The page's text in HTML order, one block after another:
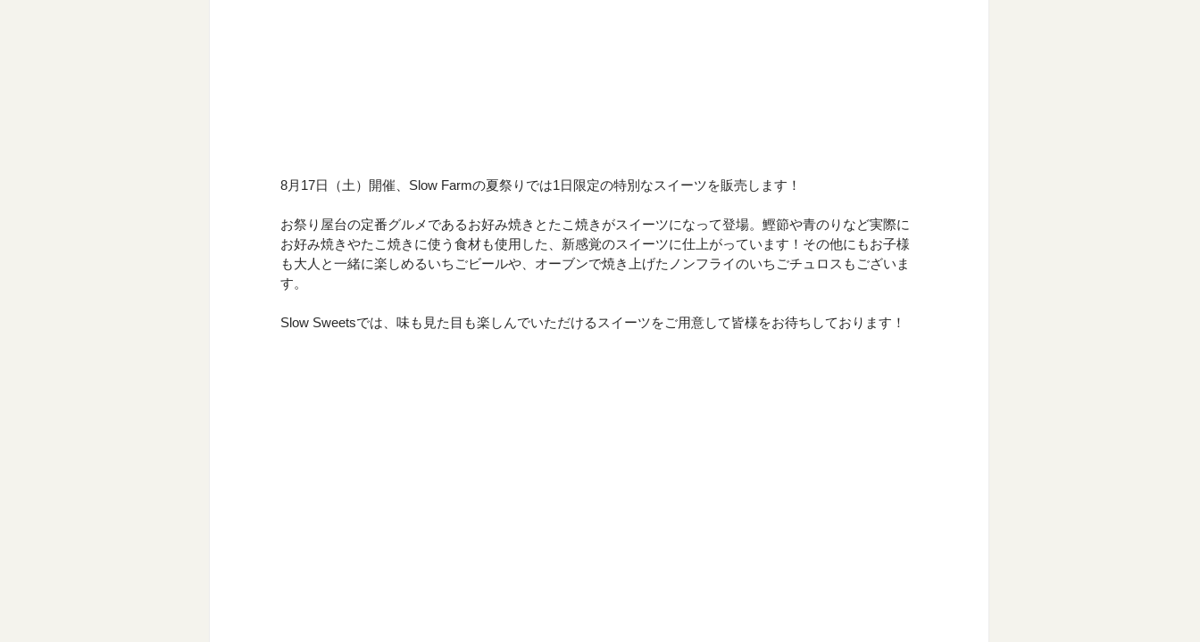
8月17日（土）開催、Slow Farmの夏祭りでは1日限定の特別なスイーツを販売します！
お祭り屋台の定番グルメであるお好み焼きとたこ焼きがスイーツになって登場。鰹節や青のりなど実際に
お好み焼きやたこ焼きに使う食材も使用した、新感覚のスイーツに仕上がっています！その他にもお子様
も大人と一緒に楽しめるいちごビールや、オーブンで焼き上げたノンフライのいちごチュロスもございま
す。
Slow Sweetsでは、味も見た目も楽しんでいただけるスイーツをご用意して皆様をお待ちしております！